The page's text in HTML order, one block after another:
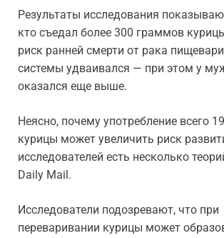
Результаты исследования
кто съедал более 300 граммов
риск ранней смерти от рака
системы удваивался — при этом у
оказался еще выше.
Неясно, почему употребление всего
курицы может увеличить риск
исследователей есть несколько
Daily Mail.
Исследователи подозревают, что при
переваривании курицы может